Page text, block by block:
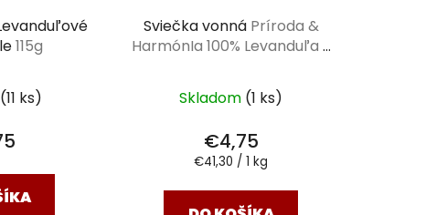
115g
(11 ks)
Sviečka vonná Príroda &
HarmónIa 100% Levanduľa v
Skladom (1 ks)
€4,75
Jednotková
€41,30 / 1 kg